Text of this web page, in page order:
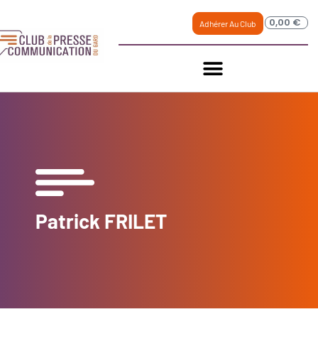
Adhérer Au Club 0,00 €
Patrick FRILET